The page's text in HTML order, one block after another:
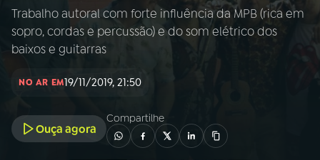
Início AO VIVO
INÍCIO
Trabalho autoral com forte influência da MPB (rica em
sopro, cordas e percussão) e do som elétrico dos
baixos e guitarras
NO AR EM19/11/2019, 21:50
Ouça agora
Compartilhe